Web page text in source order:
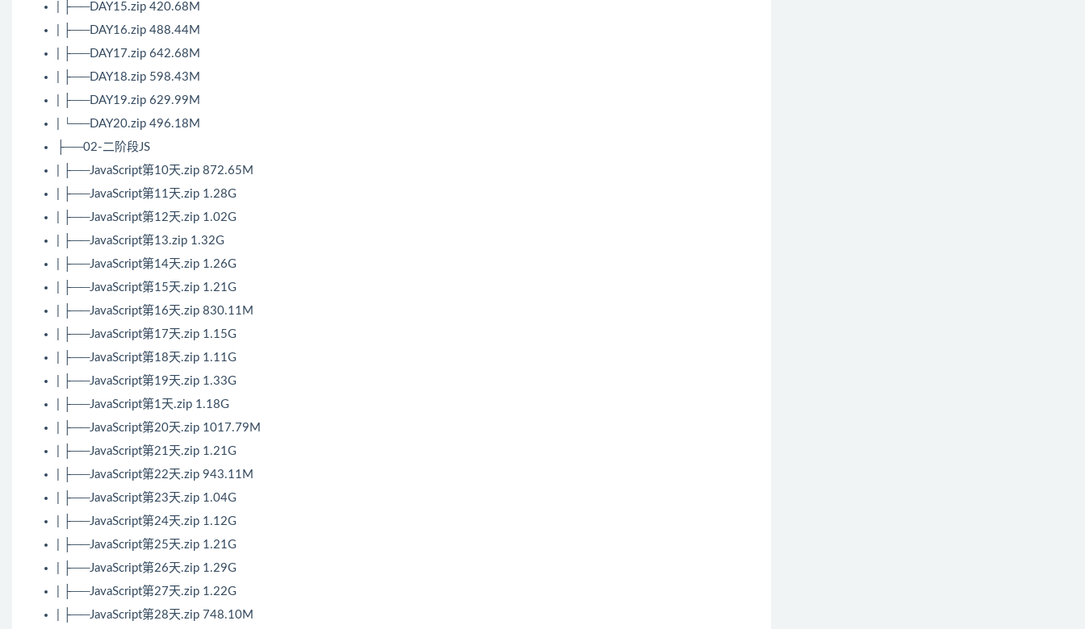
| ├──DAY15.zip 420.68M
| ├──DAY16.zip 488.44M
| ├──DAY17.zip 642.68M
| ├──DAY18.zip 598.43M
| ├──DAY19.zip 629.99M
| └──DAY20.zip 496.18M
├──02-二阶段JS
| ├──JavaScript第10天.zip 872.65M
| ├──JavaScript第11天.zip 1.28G
| ├──JavaScript第12天.zip 1.02G
| ├──JavaScript第13.zip 1.32G
| ├──JavaScript第14天.zip 1.26G
| ├──JavaScript第15天.zip 1.21G
| ├──JavaScript第16天.zip 830.11M
| ├──JavaScript第17天.zip 1.15G
| ├──JavaScript第18天.zip 1.11G
| ├──JavaScript第19天.zip 1.33G
| ├──JavaScript第1天.zip 1.18G
| ├──JavaScript第20天.zip 1017.79M
| ├──JavaScript第21天.zip 1.21G
| ├──JavaScript第22天.zip 943.11M
| ├──JavaScript第23天.zip 1.04G
| ├──JavaScript第24天.zip 1.12G
| ├──JavaScript第25天.zip 1.21G
| ├──JavaScript第26天.zip 1.29G
| ├──JavaScript第27天.zip 1.22G
| ├──JavaScript第28天.zip 748.10M